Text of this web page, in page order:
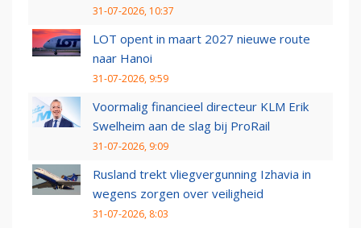
31-07-2026, 10:37
LOT opent in maart 2027 nieuwe route
naar Hanoi
31-07-2026, 9:59
Voormalig financieel directeur KLM Erik
Swelheim aan de slag bij ProRail
31-07-2026, 9:09
Rusland trekt vliegvergunning Izhavia in
wegens zorgen over veiligheid
31-07-2026, 8:03